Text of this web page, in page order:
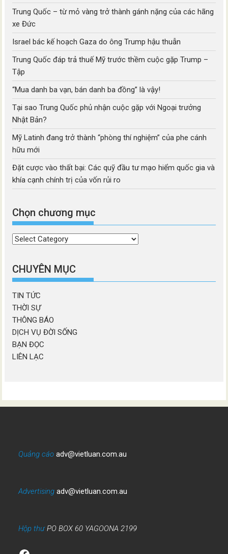
Trung Quốc – từ mỏ vàng trở thành gánh nặng của các hãng
xe Đức
Israel bác kế hoạch Gaza do ông Trump hậu thuẫn
Trung Quốc đáp trả thuế Mỹ trước thềm cuộc gặp Trump –
Tập
“Mua danh ba vạn, bán danh ba đồng” là vậy!
Tại sao Trung Quốc phủ nhận cuộc gặp với Ngoại trưởng
Nhật Bản?
Mỹ Latinh đang trở thành “phòng thí nghiệm” của phe cánh
hữu mới
Đặt cược vào thất bại: Các quỹ đầu tư mạo hiểm quốc gia và
khía cạnh chính trị của vốn rủi ro
Chọn chương mục
Chọn
mục
CHUYÊN MỤC
TIN TỨC
THỜI SỰ
THÔNG BÁO
DỊCH VỤ ĐỜI SỐNG
BẠN ĐỌC
LIÊN LẠC
Quảng cáo adv@vietluan.com.au
Advertising adv@vietluan.com.au
Hộp thưPO BOX 60 YAGOONA 2199